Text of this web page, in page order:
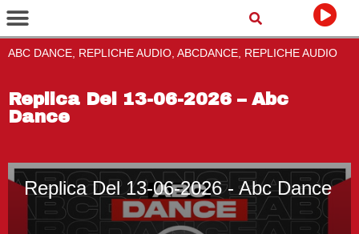
ABC DANCE, REPLICHE AUDIO, ABCDANCE, REPLICHE AUDIO
Replica Del 13-06-2026 – Abc
Dance
Replica Del 13-06-2026 - Abc Dance